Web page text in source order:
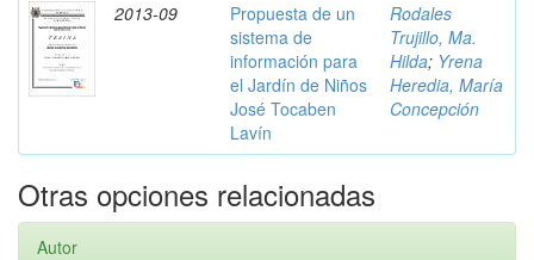
2013-09
Propuesta de un
sistema de
información para
el Jardín de Niños
José Tocaben
Lavín
Rodales
Trujillo, Ma.
Hilda; Yrena
Heredia, María
Concepción
Otras opciones relacionadas
Autor